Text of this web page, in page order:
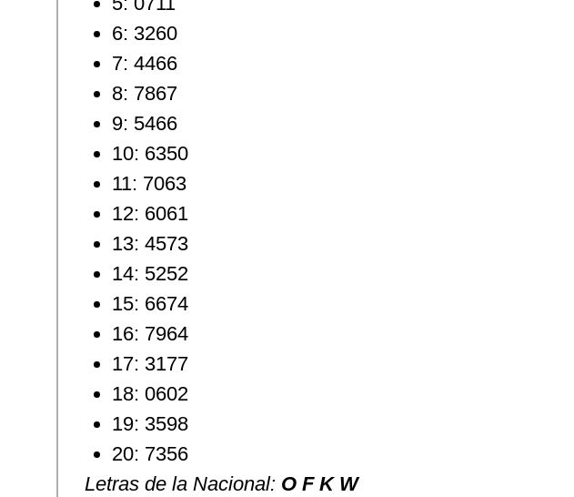
6: 3260
7: 4466
8: 7867
9: 5466
10: 6350
11: 7063
12: 6061
13: 4573
14: 5252
15: 6674
16: 7964
17: 3177
18: 0602
19: 3598
20: 7356
Letras de la Nacional: O F K W